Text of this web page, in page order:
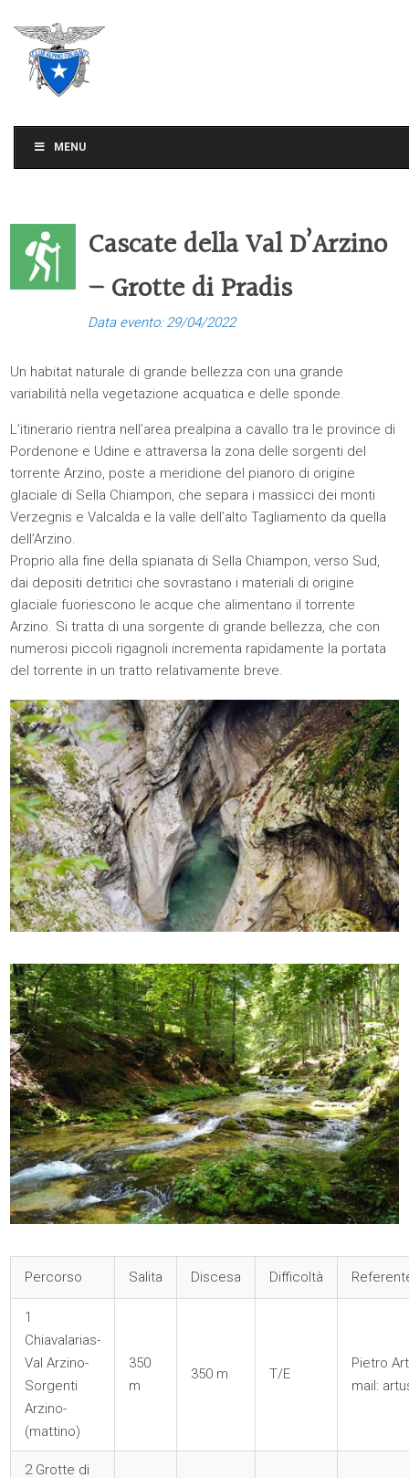
MENU
Cascate della Val D’Arzino
– Grotte di Pradis
Data evento: 29/04/2022
Un habitat naturale di grande bellezza con una grande
variabilità nella vegetazione acquatica e delle sponde.
L’itinerario rientra nell’area prealpina a cavallo tra le province di
Pordenone e Udine e attraversa la zona delle sorgenti del
torrente Arzino, poste a meridione del pianoro di origine
glaciale di Sella Chiampon, che separa i massicci dei monti
Verzegnis e Valcalda e la valle dell’alto Tagliamento da quella
dell’Arzino.
Proprio alla fine della spianata di Sella Chiampon, verso Sud,
dai depositi detritici che sovrastano i materiali di origine
glaciale fuoriescono le acque che alimentano il torrente
Arzino. Si tratta di una sorgente di grande bellezza, che con
numerosi piccoli rigagnoli incrementa rapidamente la portata
del torrente in un tratto relativamente breve.
Percorso Salita Discesa Difficoltà
1
Chiavalarias-
Val Arzino-
Sorgenti
Arzino-
(mattino)
350
m
350 m T/E
Pietro
mail:
2 Grotte di